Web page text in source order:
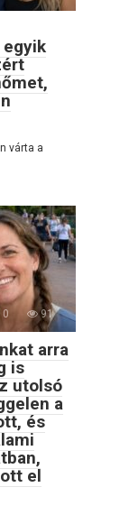
várta a
0 91
arra
is
utolsó
a
és
el